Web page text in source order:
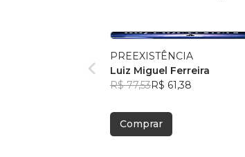
PREEXISTÊNCIA
Luiz Miguel Ferreira
R$ 77,53R$ 61,38
Comprar